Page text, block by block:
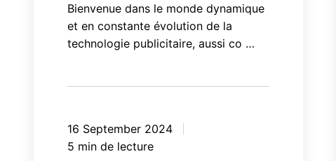
Bienvenue dans le monde dynamique
et en constante évolution de la
technologie publicitaire, aussi co …
16 September 2024
5 min de lecture